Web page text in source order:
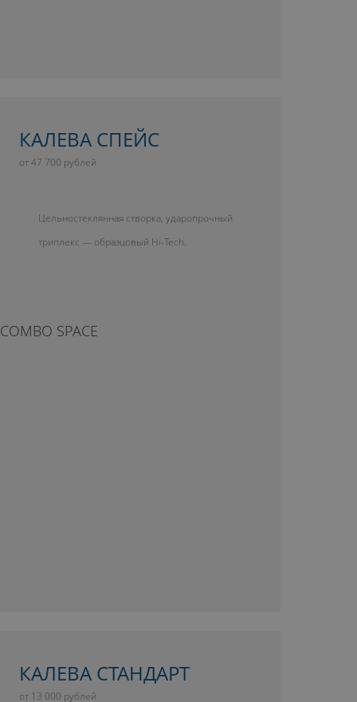
КАЛЕВА СПЕЙС
от 47 700 рублей
Цельностеклянная створка, ударопрочный
триплекс — образцовый Hi-Tech.
КАЛЕВА СТАНДАРТ
от 13 000 рублей